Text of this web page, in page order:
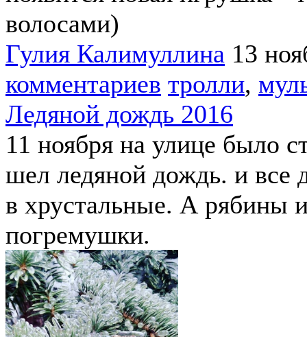
волосами)
Гулия Калимуллина 13
комментариев тролли,
Ледяной дождь 2016
11 ноября на улице было
шел ледяной дождь. и все
в хрустальные. А рябины
погремушки.